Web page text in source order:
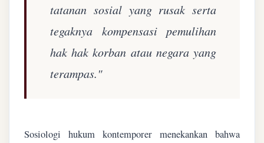
tatanan sosial yang rusak serta
tegaknya kompensasi pemulihan
hak hak korban atau negara yang
terampas."
Sosiologi hukum kontemporer menekankan bahwa